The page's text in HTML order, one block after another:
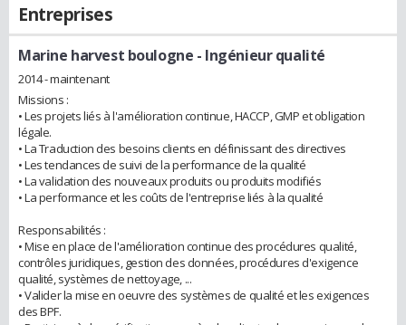
Entreprises
Marine harvest boulogne - Ingénieur qualité
2014 - maintenant
Missions :
• Les projets liés à l'amélioration continue, HACCP, GMP et obligation
légale.
• La Traduction des besoins clients en définissant des directives
• Les tendances de suivi de la performance de la qualité
• La validation des nouveaux produits ou produits modifiés
• La performance et les coûts de l'entreprise liés à la qualité
Responsabilités :
• Mise en place de l'amélioration continue des procédures qualité,
contrôles juridiques, gestion des données, procédures d'exigence
qualité, systèmes de nettoyage, ...
• Valider la mise en oeuvre des systèmes de qualité et les exigences
des BPF.